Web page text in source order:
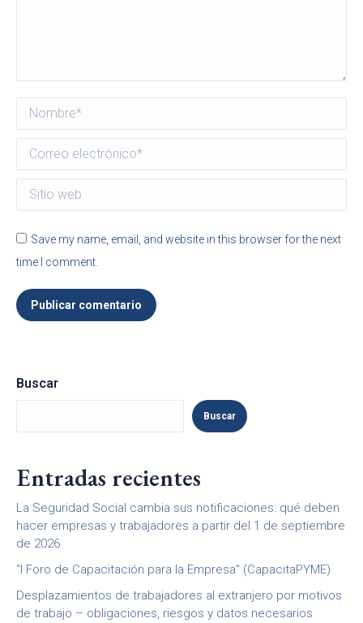
Nombre *
Correo electrónico *
Sitio web
Save my name, email, and website in this browser for the next
time I comment.
Publicar comentario
Buscar
Buscar
Entradas recientes
La Seguridad Social cambia sus notificaciones: qué deben
hacer empresas y trabajadores a partir del 1 de septiembre
de 2026
“I Foro de Capacitación para la Empresa” (CapacitaPYME)
Desplazamientos de trabajadores al extranjero por motivos
de trabajo – obligaciones, riesgos y datos necesarios